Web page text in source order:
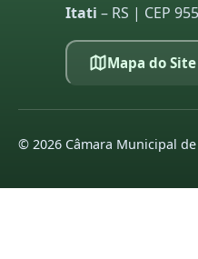
Itati – RS | CEP
Mapa do Site
© 2026 Câmara Municipal